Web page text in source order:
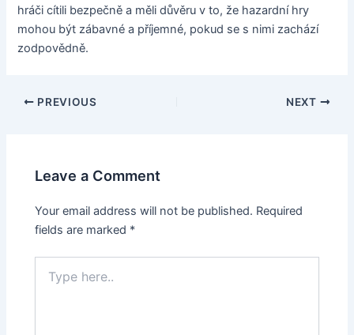
hráči cítili bezpečně a měli důvěru v to, že hazardní hry
mohou být zábavné a příjemné, pokud se s nimi zachází
zodpovědně.
PREVIOUS NEXT
Leave a Comment
Your email address will not be published. Required
fields are marked *
here..